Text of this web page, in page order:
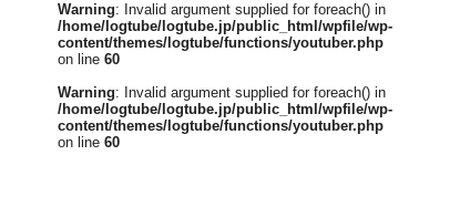
Warning: Invalid argument supplied for foreach() in
/home/logtube/logtube.jp/public_html/wpfile/wp-
content/themes/logtube/functions/youtuber.php
on line 60
Warning: Invalid argument supplied for foreach() in
/home/logtube/logtube.jp/public_html/wpfile/wp-
content/themes/logtube/functions/youtuber.php
on line 60